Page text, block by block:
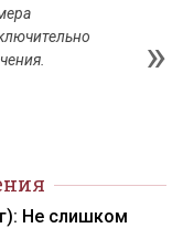
Не слишком